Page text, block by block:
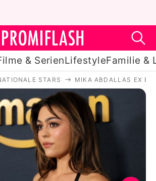
& SerienLifestyleFamilie &
Royals
Stars
Filme & Serien
Lifestyle
Familie & Liebe
STARS MIKA ABDALLAS EX